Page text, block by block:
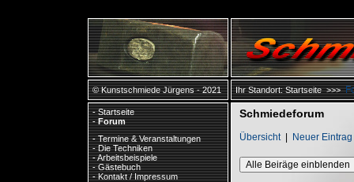
© Kunstschmiede Jürgens - 2021 Ihr Standort:Startseite>>>
-Startseite
-Forum
-Termine & Veranstaltungen
-Die Techniken
-Arbeitsbeispiele
-Gästebuch
-Kontakt / Impressum
Schmiedeforum
Übersicht| Neuer Eintrag
Alle Beiräge einblenden